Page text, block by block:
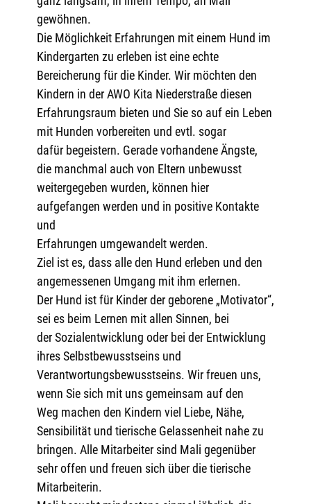
gewöhnen.
Die Möglichkeit Erfahrungen mit einem Hund im
Kindergarten zu erleben ist eine echte
Bereicherung für die Kinder. Wir möchten den
Kindern in der AWO Kita Niederstraße diesen
Erfahrungsraum bieten und Sie so auf ein Leben
mit Hunden vorbereiten und evtl. sogar
dafür begeistern. Gerade vorhandene Ängste,
die manchmal auch von Eltern unbewusst
weitergegeben wurden, können hier
aufgefangen werden und in positive Kontakte
und
Erfahrungen umgewandelt werden.
Ziel ist es, dass alle den Hund erleben und den
angemessenen Umgang mit ihm erlernen.
Der Hund ist für Kinder der geborene „Motivator“,
sei es beim Lernen mit allen Sinnen, bei
der Sozialentwicklung oder bei der Entwicklung
ihres Selbstbewusstseins und
Verantwortungsbewusstseins. Wir freuen uns,
wenn Sie sich mit uns gemeinsam auf den
Weg machen den Kindern viel Liebe, Nähe,
Sensibilität und tierische Gelassenheit nahe zu
bringen. Alle Mitarbeiter sind Mali gegenüber
sehr offen und freuen sich über die tierische
Mitarbeiterin.